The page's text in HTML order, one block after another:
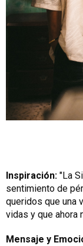
Inspiración: "La
sentimiento de
queridos que una
vidas y que ahora
Mensaje y